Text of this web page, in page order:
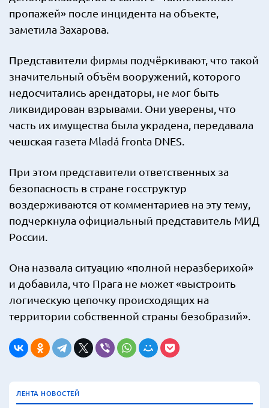
пропажей» после инцидента на объекте,
заметила Захарова.
Представители фирмы подчёркивают, что такой
значительный объём вооружений, которого
недосчитались арендаторы, не мог быть
ликвидирован взрывами. Они уверены, что
часть их имущества была украдена, передавала
чешская газета Mladá fronta DNES.
При этом представители ответственных за
безопасность в стране госструктур
воздерживаются от комментариев на эту тему,
подчеркнула официальный представитель МИД
России.
Она назвала ситуацию «полной неразберихой»
и добавила, что Прага не может «выстроить
логическую цепочку происходящих на
территории собственной страны безобразий».
ЛЕНТА НОВОСТЕЙ